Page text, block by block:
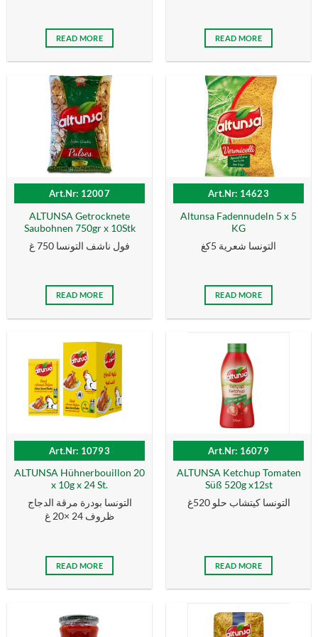
READ MORE READ MORE
Art.Nr: 12007
ALTUNSA Getrocknete
Saubohnen 750gr x 10Stk
فول ناشف التونسا 750 غ
READ MORE
Art.Nr: 14623
Altunsa Fadennudeln 5 x 5
KG
التونسا شعرية 5كغ
READ MORE
Art.Nr: 10793
ALTUNSA Hühnerbouillon 20
x 10g x 24 St.
التونسا بودرة مرقة الدجاج
ظروف 24 ×20 غ
READ MORE
Art.Nr: 16079
ALTUNSA Ketchup Tomaten
Süß 520g x12st
التونسا كيتشاب حلو 520غ
READ MORE